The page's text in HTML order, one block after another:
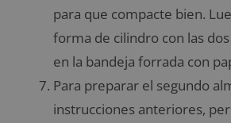
para que compacte bien.
forma de cilindro con las
en la bandeja forrada con
Para preparar el segundo
instrucciones anteriores,